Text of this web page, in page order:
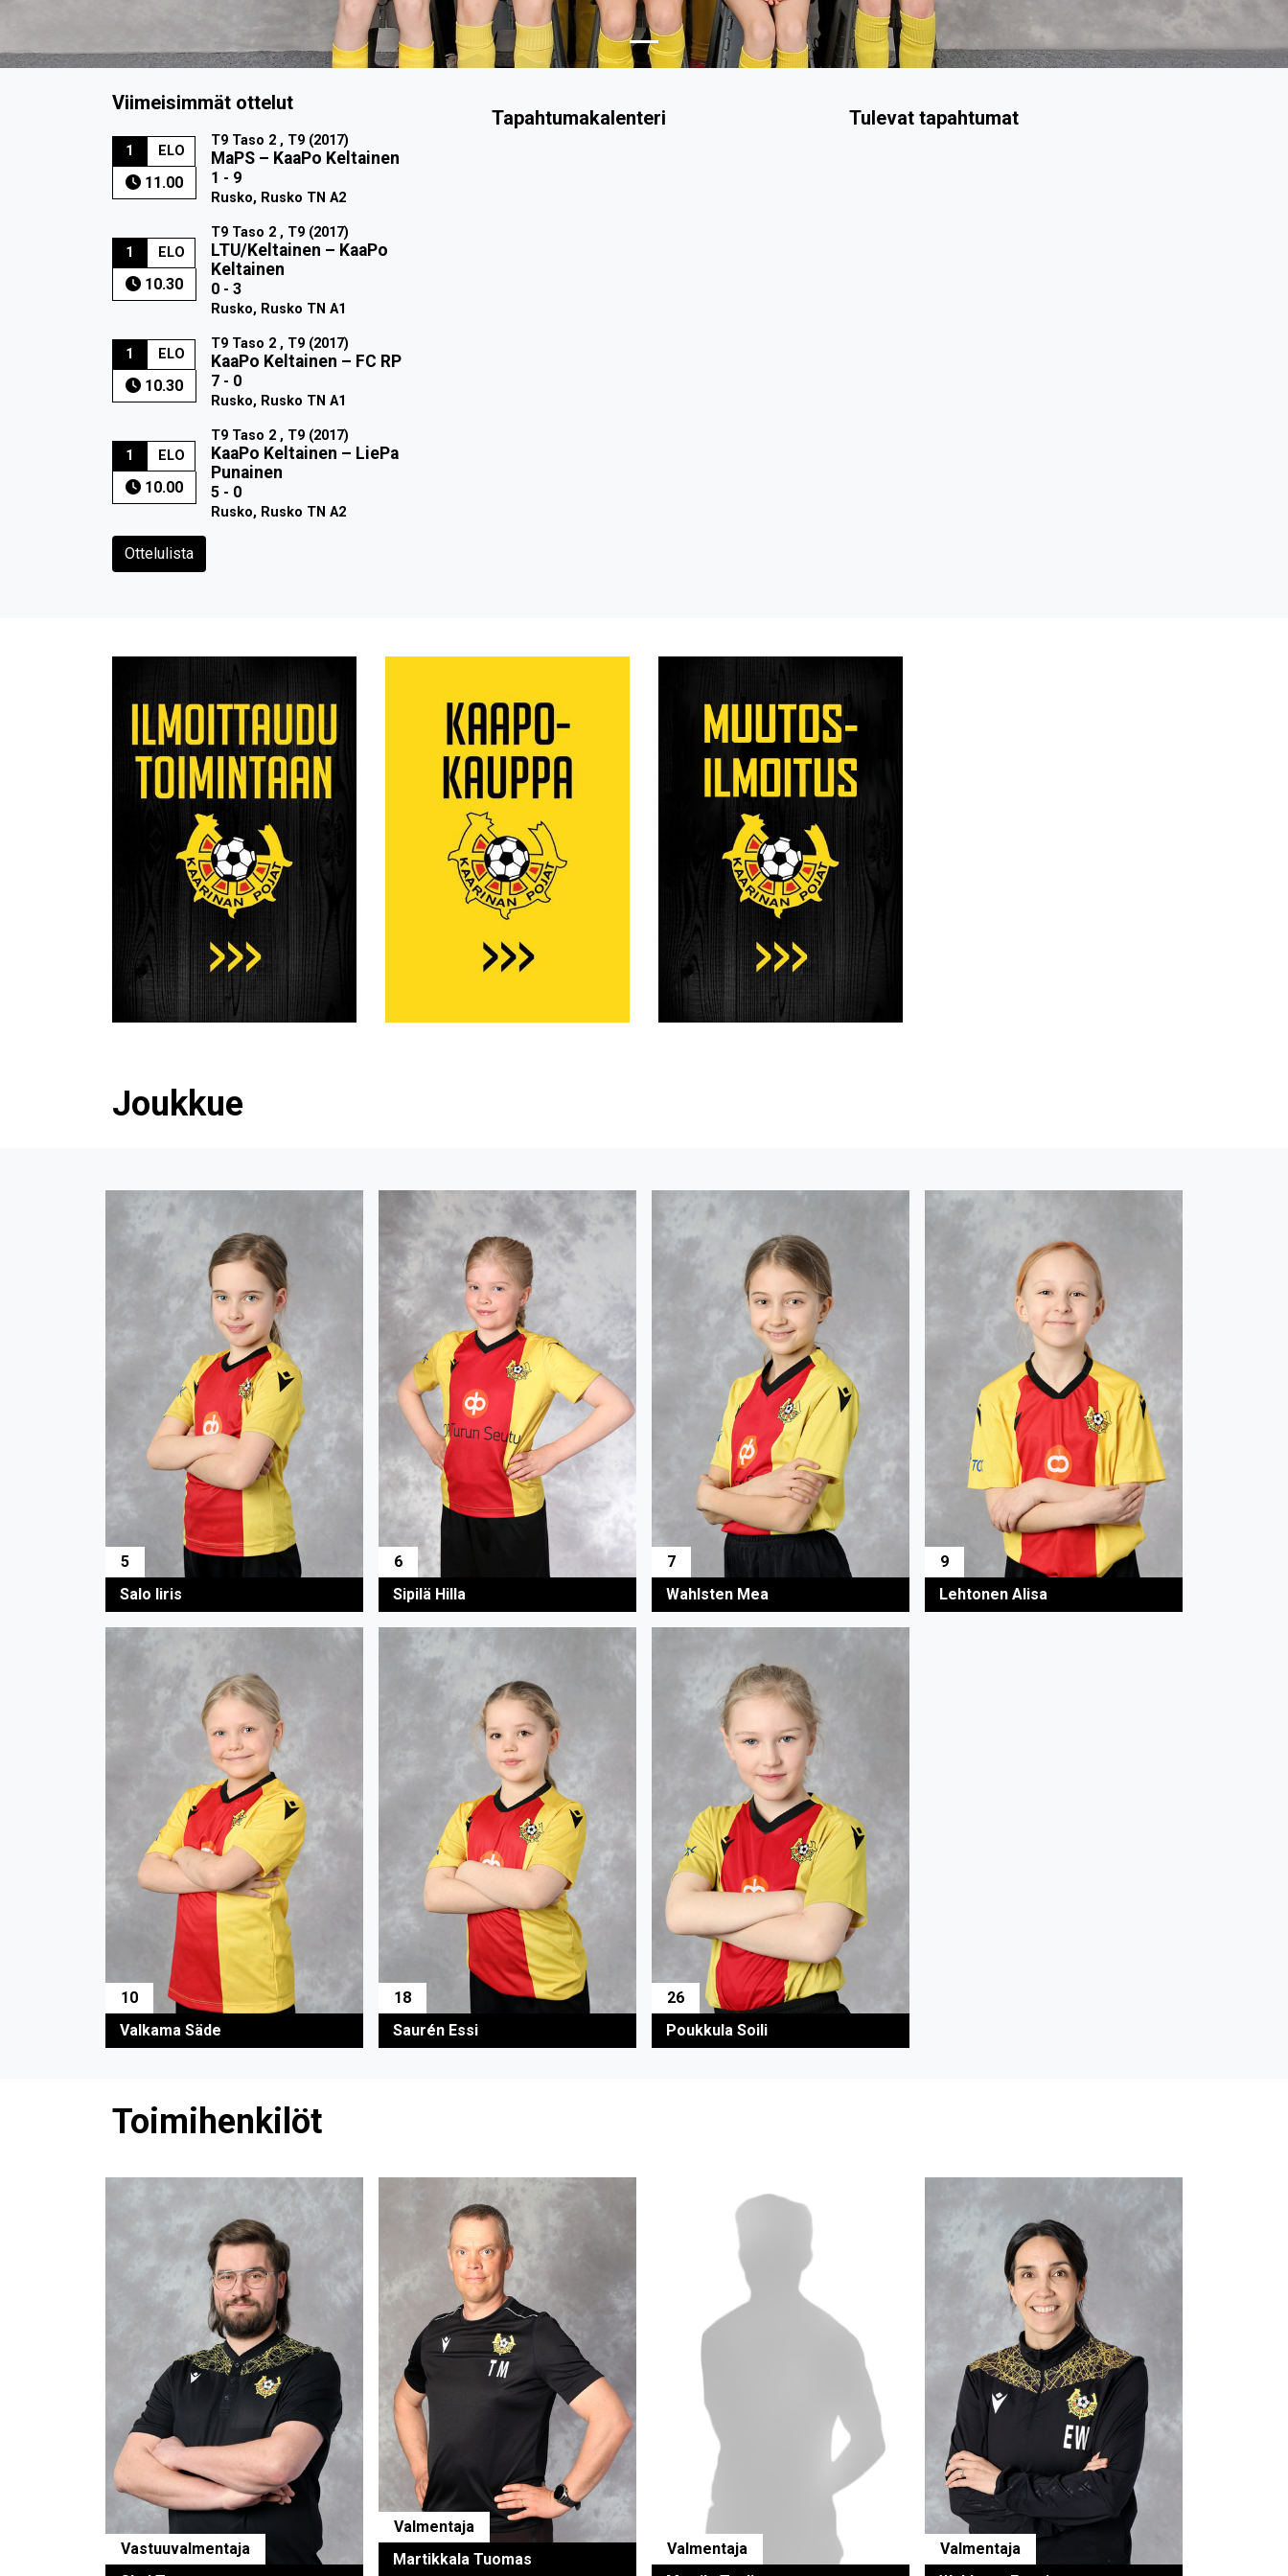
Viimeisimmät ottelut
1 ELO
11.00
T9 Taso 2 , T9 (2017)
MaPS– KaaPo Keltainen
1 - 9
Rusko, Rusko TN A2
1 ELO
10.30
T9 Taso 2 , T9 (2017)
LTU/Keltainen – KaaPo
Keltainen
0 - 3
Rusko, Rusko TN A1
1 ELO
10.30
T9 Taso 2 , T9 (2017)
KaaPo Keltainen – FC RP
7 - 0
Rusko, Rusko TN A1
1 ELO
10.00
T9 Taso 2 , T9 (2017)
KaaPo Keltainen – LiePa
Punainen
5 - 0
Rusko, Rusko TN A2
Ottelulista
Tapahtumakalenteri Tulevat tapahtumat
Joukkue
5
Salo Iiris
6
Sipilä Hilla
7
Wahlsten Mea
9
Lehtonen Alisa
10
Valkama Säde
18
Saurén Essi
26
Poukkula Soili
Toimihenkilöt
Vastuuvalmentaja
Valmentaja
Martikkala Tuomas
Valmentaja
Valmentaja